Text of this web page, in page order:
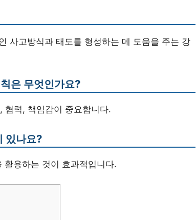
사고방식과 태도를 형성하는 데 도움을 주는 강
은 무엇인가요?
협력, 책임감이 중요합니다.
있나요?
용하는 것이 효과적입니다.